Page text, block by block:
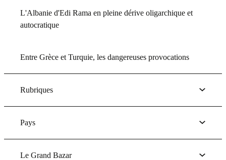
L'Albanie d'Edi Rama en pleine dérive oligarchique et
autocratique
Entre Grèce et Turquie, les dangereuses provocations
Rubriques
Pays
Le Grand Bazar